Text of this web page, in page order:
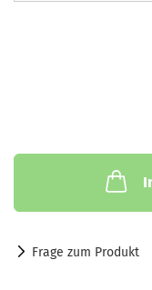
Frage zum Produkt